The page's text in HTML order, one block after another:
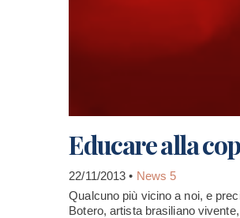
Educare alla
22/11/2013 • News 5
Qualcuno più vicino a noi, e
Botero, artista brasiliano